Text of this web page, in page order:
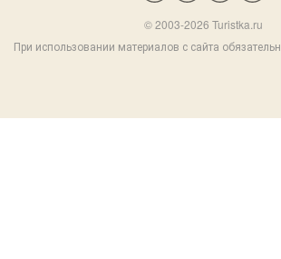
© 2003-2026 Turistka.ru
При использовании материалов с сайта